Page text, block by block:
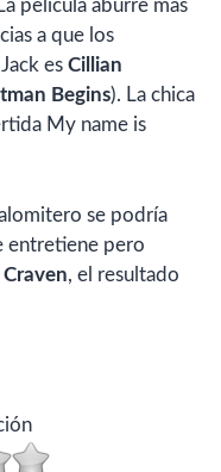
película aburre más
a que los
es Cillian
Begins). La chica
My name is
se podría
entretiene pero
, el resultado